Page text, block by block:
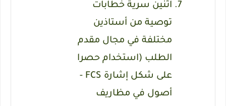
اثنين سرية خطابات
توصية من أستاذين
مختلفة في مجال مقدم
الطلب (استخدام حصرا
على شكل إشارة FCS -
أصول في مظاريف